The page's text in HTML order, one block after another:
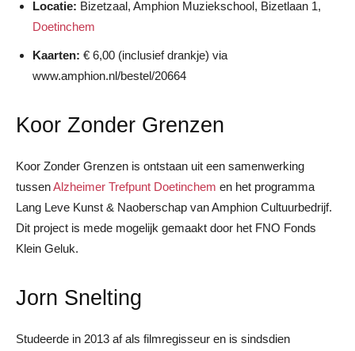
Locatie: Bizetzaal, Amphion Muziekschool, Bizetlaan 1,
Doetinchem
Kaarten: € 6,00 (inclusief drankje) via
www.amphion.nl/bestel/20664
Koor Zonder Grenzen
Koor Zonder Grenzen is ontstaan uit een samenwerking
tussenAlzheimer Trefpunt Doetinchem en het programma
Lang Leve Kunst & Naoberschap van Amphion Cultuurbedrijf.
Dit project is mede mogelijk gemaakt door het FNO Fonds
Klein Geluk.
Jorn Snelting
Studeerde in 2013 af als filmregisseur en is sindsdien